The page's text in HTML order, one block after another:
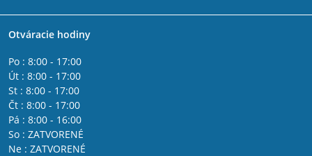
Otváracie hodiny
Po : 8:00 - 17:00
Út : 8:00 - 17:00
St : 8:00 - 17:00
Čt : 8:00 - 17:00
Pá : 8:00 - 16:00
So : ZATVORENÉ
Ne : ZATVORENÉ